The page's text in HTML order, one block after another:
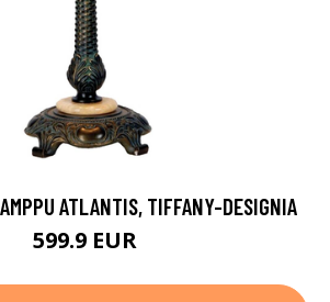
ATLANTIS, TIFFANY-DESIGNIA
599.9 EUR